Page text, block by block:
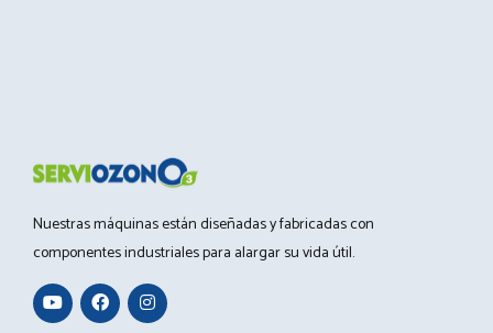
Nuestras máquinas están diseñadas y fabricadas con
componentes industriales para alargar su vida útil.